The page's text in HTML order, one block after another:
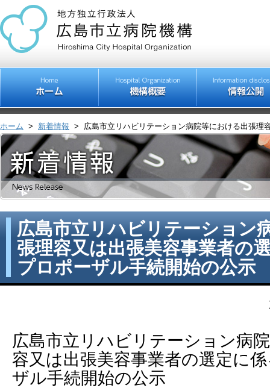
ホーム > 新着情報 > 広島市立リハビリテーション病院等における出張
広島市立リハビリテーション
張理容又は出張美容事業者の
プロポーザル手続開始の公示
広島市立リハビリテーション病
容又は出張美容事業者の選定に
ザル手続開始の公示